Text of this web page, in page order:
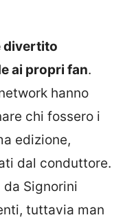
divertito
ai propri fan.
hanno
chi fossero i
edizione,
dal conduttore.
da Signorini
tuttavia man